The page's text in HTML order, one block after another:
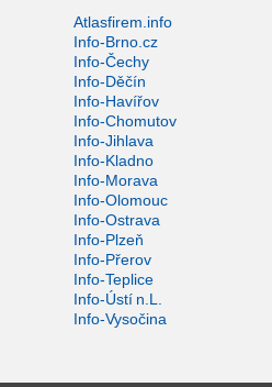
Atlasfirem.info
Info-Brno.cz
Info-Čechy
Info-Děčín
Info-Havířov
Info-Chomutov
Info-Jihlava
Info-Kladno
Info-Morava
Info-Olomouc
Info-Ostrava
Info-Plzeň
Info-Přerov
Info-Teplice
Info-Ústí n.L.
Info-Vysočina